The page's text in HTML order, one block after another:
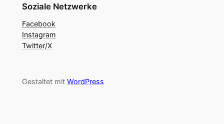
Soziale Netzwerke
Facebook
Instagram
Twitter/X
Gestaltet mit WordPress